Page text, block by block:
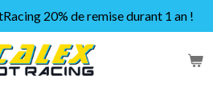
20% de remise durant 1 an !